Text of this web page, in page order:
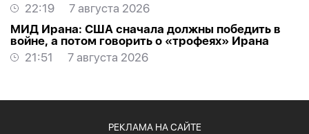
22:19
7 августа 2026
МИД Ирана: США сначала должны победить в
войне, а потом говорить о «трофеях» Ирана
21:51
7 августа 2026
РЕКЛАМА НА САЙТЕ